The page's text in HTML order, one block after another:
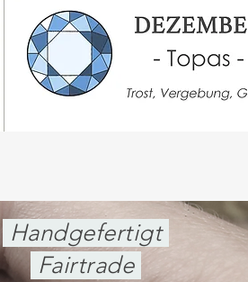
Handgefertigt
Fairtrade